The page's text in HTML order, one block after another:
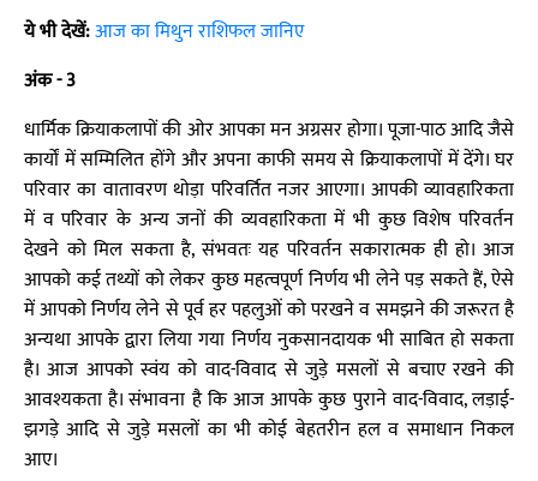
ये भी देखें:आज का मिथुन राशिफल जानिए
अंक - 3
धार्मिक क्रियाकलापों की ओर आपका मन अग्रसर होगा। पूजा-पाठ आदि जैसे
कार्यों में सम्मिलित होंगे और अपना काफी समय से क्रियाकलापों में देंगे। घर
परिवार का वातावरण थोड़ा परिवर्तित नजर आएगा। आपकी व्यावहारिकता
में व परिवार के अन्य जनों की व्यवहारिकता में भी कुछ विशेष परिवर्तन
देखने को मिल सकता है, संभवतः यह परिवर्तन सकारात्मक ही हो। आज
आपको कई तथ्यों को लेकर कुछ महत्वपूर्ण निर्णय भी लेने पड़ सकते हैं, ऐसे
में आपको निर्णय लेने से पूर्व हर पहलुओं को परखने व समझने की जरूरत है
अन्यथा आपके द्वारा लिया गया निर्णय नुकसानदायक भी साबित हो सकता
है। आज आपको स्वंय को वाद-विवाद से जुड़े मसलों से बचाए रखने की
आवश्यकता है। संभावना है कि आज आपके कुछ पुराने वाद-विवाद, लड़ाई-
झगड़े आदि से जुड़े मसलों का भी कोई बेहतरीन हल व समाधान निकल
आए।